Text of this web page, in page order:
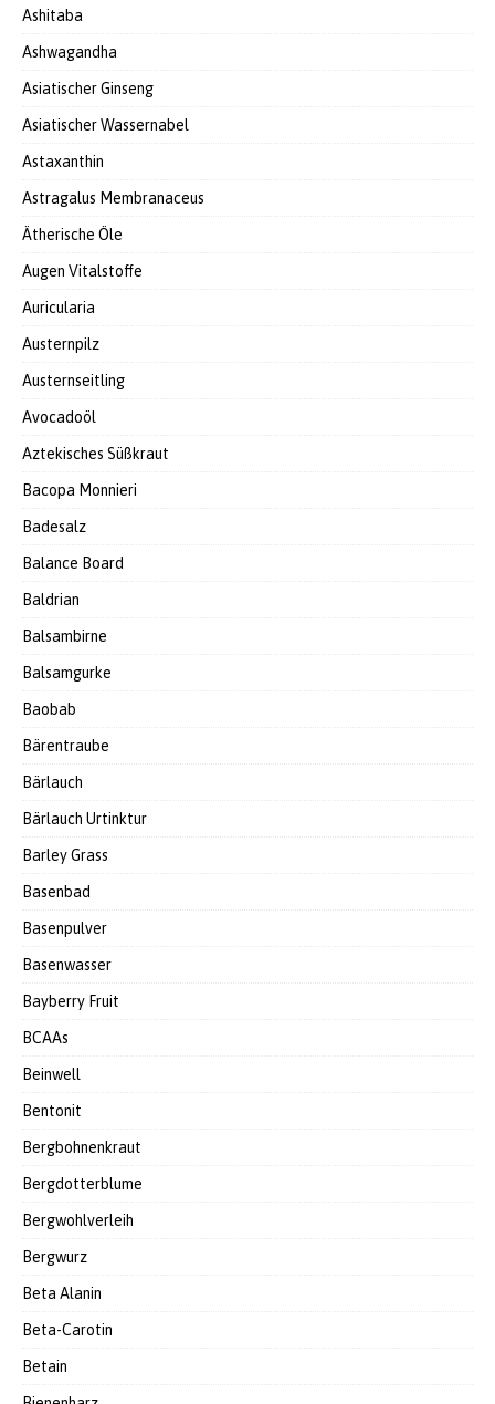
Ashitaba
Ashwagandha
Asiatischer Ginseng
Asiatischer Wassernabel
Astaxanthin
Astragalus Membranaceus
Ätherische Öle
Augen Vitalstoffe
Auricularia
Austernpilz
Austernseitling
Avocadoöl
Aztekisches Süßkraut
Bacopa Monnieri
Badesalz
Balance Board
Baldrian
Balsambirne
Balsamgurke
Baobab
Bärentraube
Bärlauch
Bärlauch Urtinktur
Barley Grass
Basenbad
Basenpulver
Basenwasser
Bayberry Fruit
BCAAs
Beinwell
Bentonit
Bergbohnenkraut
Bergdotterblume
Bergwohlverleih
Bergwurz
Beta Alanin
Beta-Carotin
Betain